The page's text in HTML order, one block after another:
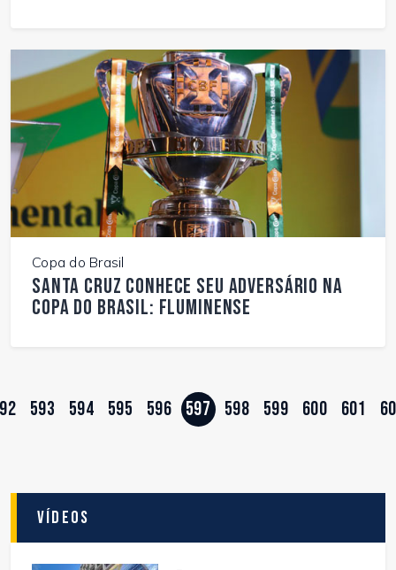
Copa do Brasil
Santa Cruz conhece seu adversário na
Copa do Brasil: Fluminense
593 594 595 596 597 598 599 600 601
Vídeos